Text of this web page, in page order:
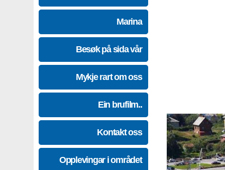
Marina
Besøk på sida vår
Mykje rart om oss
Ein brufilm..
Kontakt oss
Opplevingar i området